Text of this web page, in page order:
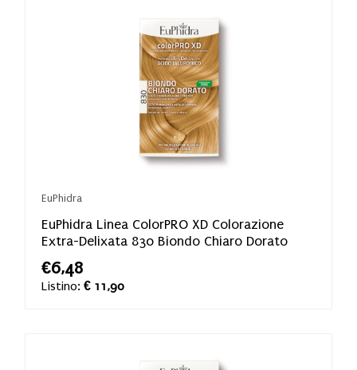
EuPhidra
EuPhidra Linea ColorPRO XD Colorazione
Extra-Delixata 830 Biondo Chiaro Dorato
€6,48
Listino: € 11,90